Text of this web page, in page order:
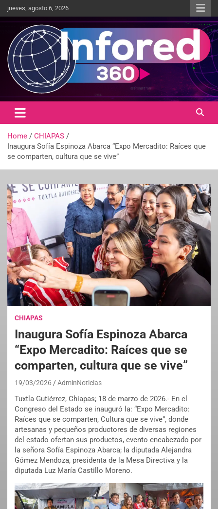
jueves, agosto 6, 2026
infored360.mx
Un giro en la información
Home
CHIAPAS
Inaugura Sofía Espinoza Abarca “Expo Mercadito: Raíces que
se comparten, cultura que se vive”
CHIAPAS
Inaugura Sofía Espinoza Abarca
“Expo Mercadito: Raíces que se
comparten, cultura que se vive”
19/03/2026 AdminNoticias
Tuxtla Gutiérrez, Chiapas; 18 de marzo de 2026.- En el
Congreso del Estado se inauguró la: “Expo Mercadito:
Raíces que se comparten, Cultura que se vive”, donde
artesanas y pequeños productores de diversas regiones
del estado ofertan sus productos, evento encabezado por
la señora Sofía Espinoza Abarca; la diputada Alejandra
Gómez Mendoza, presidenta de la Mesa Directiva y la
diputada Luz María Castillo Moreno.